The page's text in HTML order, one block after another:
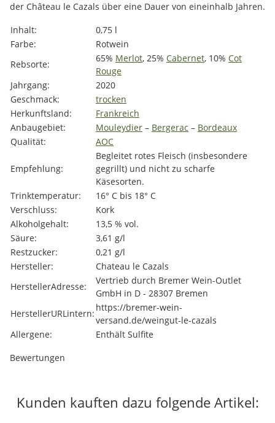
der Château le Cazals über eine Dauer von eineinhalb Jahren.
Produkteigenschaft
Wert
Inhalt:
0,75 l
Farbe:
Rotwein
Rebsorte:
65% Merlot, 25% Cabernet, 10% Cot
Rouge
Jahrgang:
2020
Geschmack:
trocken
Herkunftsland:
Frankreich
Anbaugebiet:
Mouleydier – Bergerac – Bordeaux
Qualität:
AOC
Empfehlung:
Begleitet rotes Fleisch (insbesondere
gegrillt) und nicht zu scharfe
Käsesorten.
Trinktemperatur:
16° C bis 18° C
Verschluss:
Kork
Alkoholgehalt:
13,5 % vol.
Säure:
3,61 g/l
Restzucker:
0,21 g/l
Hersteller:
Chateau le Cazals
HerstellerAdresse:
Vertrieb durch Bremer Wein-Outlet
GmbH in D - 28307 Bremen
HerstellerURLintern:
https://bremer-wein-
versand.de/weingut-le-cazals
Allergene:
Enthält Sulfite
Bewertungen
Kunden kauften dazu folgende Artikel: